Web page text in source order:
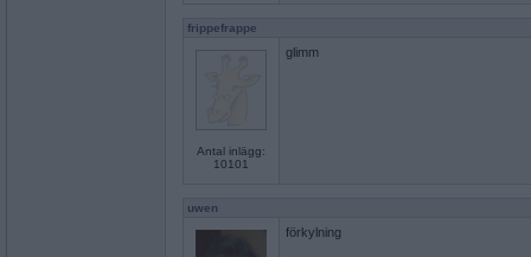
frippefrappe
Antal inlägg:
10101
glimm
uwen
förkylning